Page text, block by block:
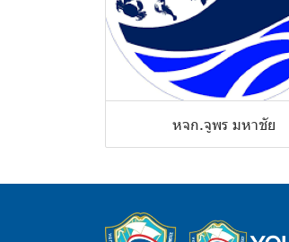
หจก.จูพร มหาชัย